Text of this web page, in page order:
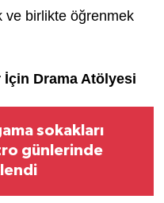
ve birlikte öğrenmek
İçin Drama Atölyesi
sokakları
günlerinde